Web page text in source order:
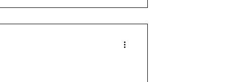
vom machen ab. Gerade,